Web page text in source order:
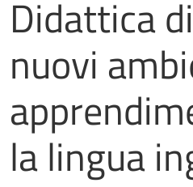
Didattica
nuovi
la lingua